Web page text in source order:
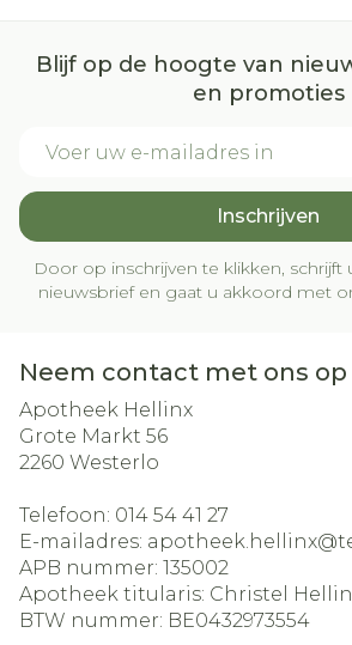
Blijf op de hoogte van
en promoties
Inschrijven
Door op inschrijven te klikken, schrijft
nieuwsbrief en gaat u akkoord met
Neem contact met ons op
Apotheek Hellinx
Grote Markt 56
2260 Westerlo
Telefoon: 014 54 41 27
E-mailadres: apotheek.hellinx@
APB nummer: 135002
Apotheek titularis: Christel
BTW nummer: BE0432973554